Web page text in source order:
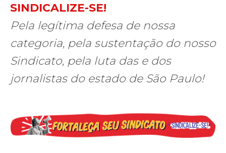
SINDICALIZE-SE!
Pela legítima defesa de nossa
categoria, pela sustentação do nosso
Sindicato, pela luta das e dos
jornalistas do estado de São Paulo!